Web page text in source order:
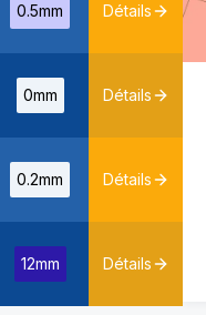
0.5mm Détails
0mm Détails
0.2mm Détails
12mm Détails